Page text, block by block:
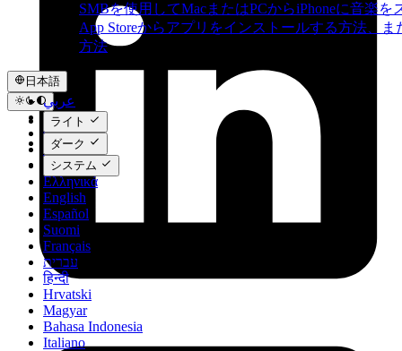
SMBを使用してMacまたはPCからiPhoneに音楽を
App Storeからアプリをインストールする方法、
方法
日本語
عربي
Català
Čeština
Dansk
Deutsch
Ελληνικά
English
Español
Suomi
Français
עברית
हिन्दी
Hrvatski
Magyar
Bahasa Indonesia
Italiano
ライト
ダーク
システム